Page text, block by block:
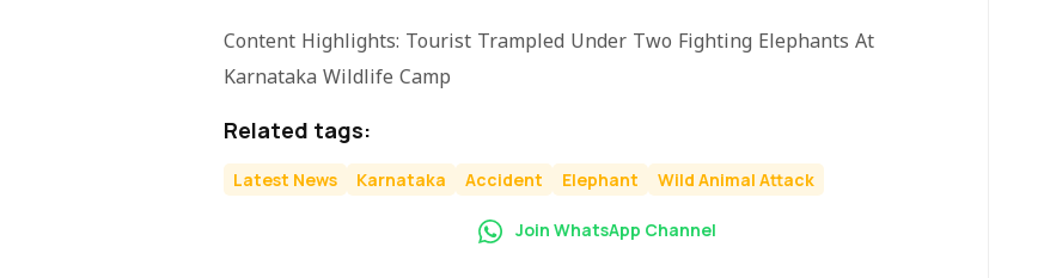
Content Highlights: Tourist Trampled Under Two Fighting Elephants At
Karnataka Wildlife Camp
Related tags:
Latest News Karnataka Accident Elephant Wild Animal Attack
Join WhatsApp Channel